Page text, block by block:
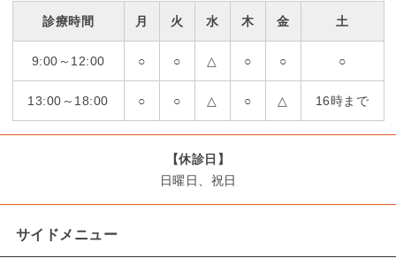
診療時間 月 火 水 木 金 土
9:00～12:00 ○ ○ △ ○ ○ ○
13:00～18:00 ○ ○ △ ○ △ 16時まで
【休診日】
日曜日、祝日
サイドメニュー